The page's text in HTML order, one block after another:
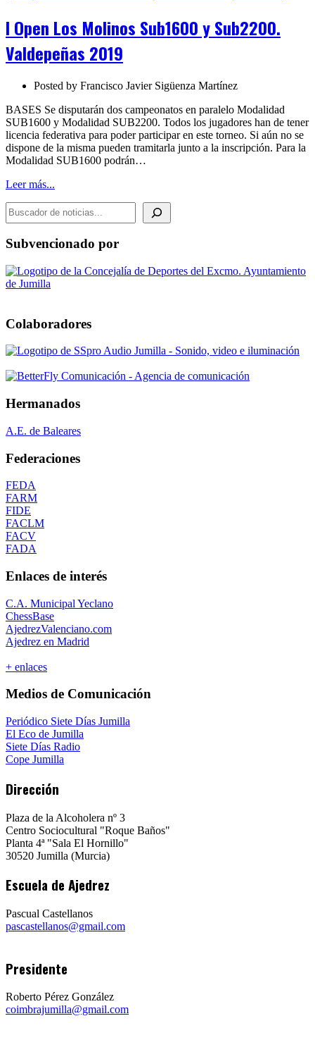
Molinos
y
Valdepeñas
I Open Los Molinos Sub1600 y Sub2200.
Valdepeñas 2019
Posted by Francisco Javier Sigüenza Martínez
BASES Se disputarán dos campeonatos en paralelo Modalidad
SUB1600 y Modalidad SUB2200. Todos los jugadores han de tener
licencia federativa para poder participar en este torneo. Si aún no se
dispone de la misma pueden tramitarla junto a la inscripción. Para la
Modalidad SUB1600 podrán…
Leer más...
BUSCADOR DE NOTICIAS
Subvencionado por
Colaboradores
Hermanados
A.E. de Baleares
Federaciones
FEDA
FARM
FIDE
FACLM
FACV
FADA
Enlaces de interés
C.A. Municipal Yeclano
ChessBase
AjedrezValenciano.com
Ajedrez en Madrid
+ enlaces
Medios de Comunicación
Periódico Siete Días Jumilla
El Eco de Jumilla
Siete Días Radio
Cope Jumilla
Dirección
Plaza de la Alcoholera nº 3
Centro Sociocultural "Roque Baños"
Planta 4ª "Sala El Hornillo"
30520 Jumilla (Murcia)
Escuela de Ajedrez
Pascual Castellanos
pascastellanos@gmail.com
Presidente
Roberto Pérez González
coimbrajumilla@gmail.com